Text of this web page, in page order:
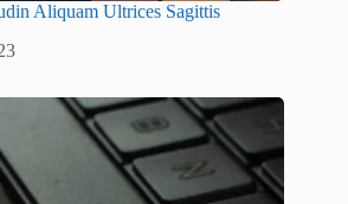
Aliquam Ultrices Sagittis